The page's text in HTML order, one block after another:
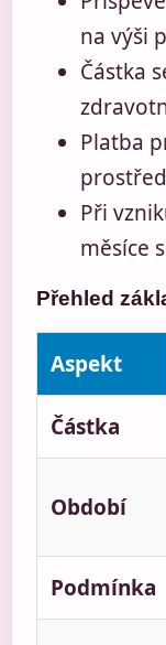
na výši
Částka
Platba
Při
měsíce
Přehled
Aspekt
Částka
Období
Podmínka